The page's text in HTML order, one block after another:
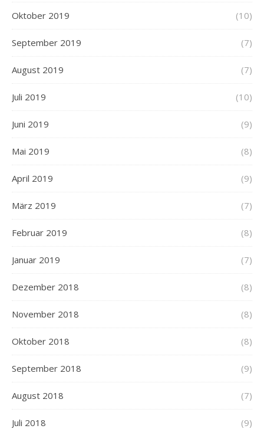
Oktober 2019 (10)
September 2019 (7)
August 2019 (7)
Juli 2019 (10)
Juni 2019 (9)
Mai 2019 (8)
April 2019 (9)
März 2019 (7)
Februar 2019 (8)
Januar 2019 (7)
Dezember 2018 (8)
November 2018 (8)
Oktober 2018 (8)
September 2018 (9)
August 2018 (7)
Juli 2018 (9)